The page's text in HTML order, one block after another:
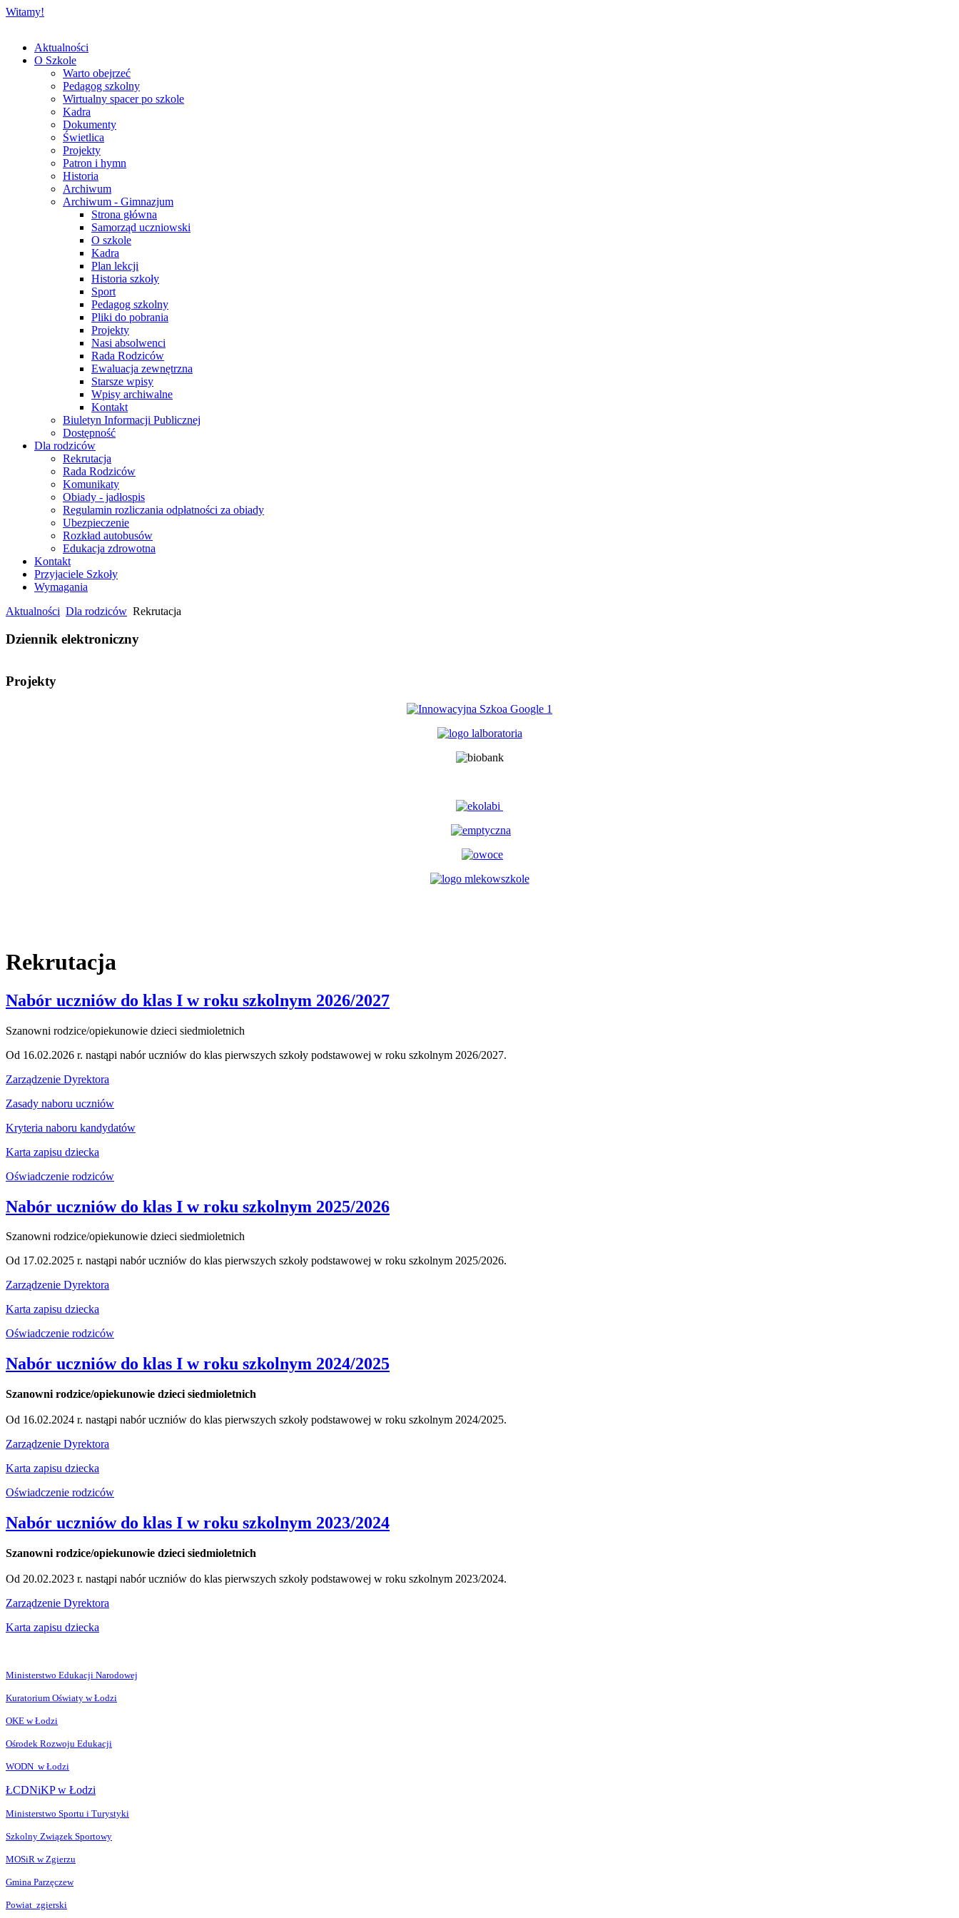
Witamy!
Aktualności
O Szkole
Warto obejrzeć
Pedagog szkolny
Wirtualny spacer po szkole
Kadra
Dokumenty
Świetlica
Projekty
Patron i hymn
Historia
Archiwum
Archiwum - Gimnazjum
Strona główna
Samorząd uczniowski
O szkole
Kadra
Plan lekcji
Historia szkoły
Sport
Pedagog szkolny
Pliki do pobrania
Projekty
Nasi absolwenci
Rada Rodziców
Ewaluacja zewnętrzna
Starsze wpisy
Wpisy archiwalne
Kontakt
Biuletyn Informacji Publicznej
Dostępność
Dla rodziców
Rekrutacja
Rada Rodziców
Komunikaty
Obiady - jadłospis
Regulamin rozliczania odpłatności za obiady
Ubezpieczenie
Rozkład autobusów
Edukacja zdrowotna
Kontakt
Przyjaciele Szkoły
Wymagania
Aktualności Dla rodziców Rekrutacja
Dziennik elektroniczny
Projekty
Rekrutacja
Nabór uczniów do klas I w roku szkolnym 2026/2027
Szanowni rodzice/opiekunowie dzieci siedmioletnich
Od 16.02.2026 r. nastąpi nabór uczniów do klas pierwszych szkoły podstawowej w roku szkolnym 2026/2027.
Zarządzenie Dyrektora
Zasady naboru uczniów
Kryteria naboru kandydatów
Karta zapisu dziecka
Oświadczenie rodziców
Nabór uczniów do klas I w roku szkolnym 2025/2026
Szanowni rodzice/opiekunowie dzieci siedmioletnich
Od 17.02.2025 r. nastąpi nabór uczniów do klas pierwszych szkoły podstawowej w roku szkolnym 2025/2026.
Zarządzenie Dyrektora
Karta zapisu dziecka
Oświadczenie rodziców
Nabór uczniów do klas I w roku szkolnym 2024/2025
Szanowni rodzice/opiekunowie dzieci siedmioletnich
Od 16.02.2024 r. nastąpi nabór uczniów do klas pierwszych szkoły podstawowej w roku szkolnym 2024/2025.
Zarządzenie Dyrektora
Karta zapisu dziecka
Oświadczenie rodziców
Nabór uczniów do klas I w roku szkolnym 2023/2024
Szanowni rodzice/opiekunowie dzieci siedmioletnich
Od 20.02.2023 r. nastąpi nabór uczniów do klas pierwszych szkoły podstawowej w roku szkolnym 2023/2024.
Zarządzenie Dyrektora
Karta zapisu dziecka
Ministerstwo Edukacji Narodowej
Kuratorium Oświaty w Łodzi
OKE w Łodzi
Ośrodek Rozwoju Edukacji
WODN w Łodzi
ŁCDNiKP w Łodzi
Ministerstwo Sportu i Turystyki
Szkolny Związek Sportowy
MOSiR w Zgierzu
Gmina Parzęczew
Powiat zgierski